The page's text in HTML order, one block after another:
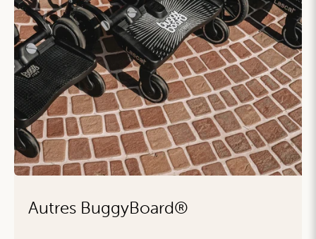
Autres BuggyBoard®